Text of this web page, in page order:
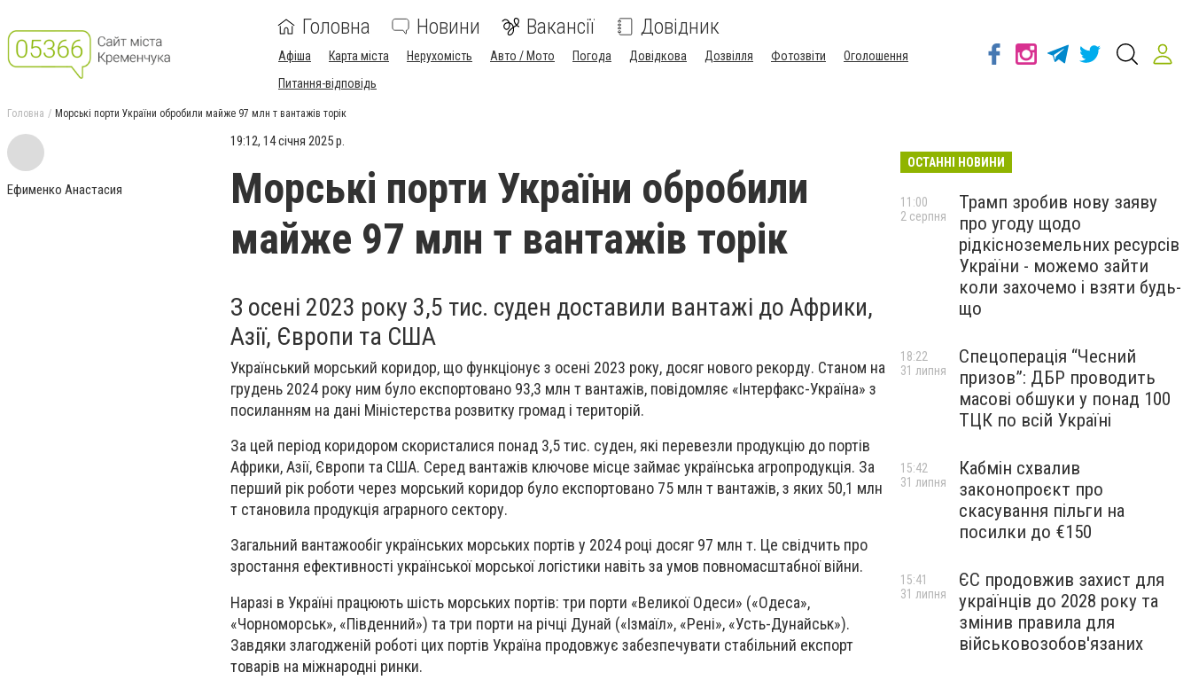
Головна Новини Вакансії Довідник
Афіша Карта міста Нерухомість Авто / Мото Погода Довідкова Дозвілля Фотозвіти
Оголошення
Питання-відповідь
Головна Морські порти України обробили майже 97 млн т вантажів торік
Ефименко Анастасия
19:12, 14 січня 2025 р.
Морські порти України обробили
майже 97 млн т вантажів торік
З осені 2023 року 3,5 тис. суден доставили вантажі до Африки,
Азії, Європи та США
Український морський коридор, що функціонує з осені 2023 року, досяг нового рекорду. Станом на
грудень 2024 року ним було експортовано 93,3 млн т вантажів, повідомляє «Інтерфакс-Україна» з
посиланням на дані Міністерства розвитку громад і територій.
За цей період коридором скористалися понад 3,5 тис. суден, які перевезли продукцію до портів
Африки, Азії, Європи та США. Серед вантажів ключове місце займає українська агропродукція. За
перший рік роботи через морський коридор було експортовано 75 млн т вантажів, з яких 50,1 млн
т становила продукція аграрного сектору.
Загальний вантажообіг українських морських портів у 2024 році досяг 97 млн т. Це свідчить про
зростання ефективності української морської логістики навіть за умов повномасштабної війни.
Наразі в Україні працюють шість морських портів: три порти «Великої Одеси» («Одеса»,
«Чорноморськ», «Південний») та три порти на річці Дунай («Ізмаїл», «Рені», «Усть-Дунайськ»).
Завдяки злагодженій роботі цих портів Україна продовжує забезпечувати стабільний експорт
товарів на міжнародні ринки.
ОСТАННІ НОВИНИ
Трамп зробив нову заяву
про угоду щодо
рідкісноземельних ресурсів
України - можемо зайти
коли захочемо і взяти будь-
що
11:00
2 серпня
Спецоперація “Чесний
призов”: ДБР проводить
масові обшуки у понад 100
ТЦК по всій Україні
18:22
31 липня
Кабмін схвалив
законопроєкт про
скасування пільги на
посилки до €150
15:42
31 липня
ЄС продовжив захист для
українців до 2028 року та
змінив правила для
військовозобов'язаних
15:41
31 липня